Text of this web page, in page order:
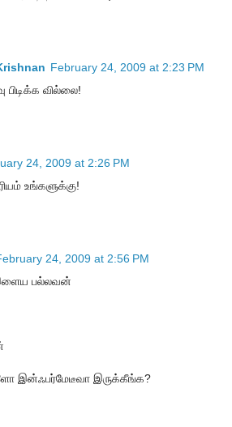
February 24, 2009 at 2:23 PM
பிடிக்க வில்லை!
24, 2009 at 2:26 PM
உங்களுக்கு!
24, 2009 at 2:56 PM
பல்லவன்
இன்ஃபர்மேடீவா இருக்கீங்க?